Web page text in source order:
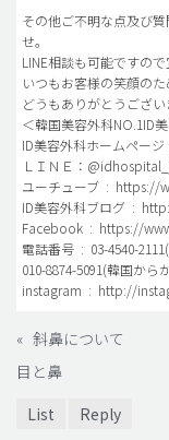
その他ご不明な点及び
せ。
LINE相談も可能ですの
いつもお客様の笑顔のた
どうもありがとうござい
＜韓国美容外科NO.1ID
ID美容外科ホームペ
ＬＩＮＥ：
ユーチューブ : https://
ID美容外科ブログ :
Facebook : https://
電話番号 : 03-4540-
010-8874-5091(韓国から
instagram : http://
« 斜鼻について
目と鼻
List
Reply